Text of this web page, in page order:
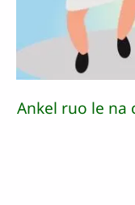
Ankel ruo le na